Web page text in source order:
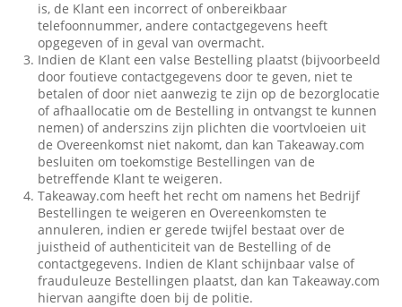
is, de Klant een incorrect of onbereikbaar
telefoonnummer, andere contactgegevens heeft
opgegeven of in geval van overmacht.
Indien de Klant een valse Bestelling plaatst (bijvoorbeeld
door foutieve contactgegevens door te geven, niet te
betalen of door niet aanwezig te zijn op de bezorglocatie
of afhaallocatie om de Bestelling in ontvangst te kunnen
nemen) of anderszins zijn plichten die voortvloeien uit
de Overeenkomst niet nakomt, dan kan Takeaway.com
besluiten om toekomstige Bestellingen van de
betreffende Klant te weigeren.
Takeaway.com heeft het recht om namens het Bedrijf
Bestellingen te weigeren en Overeenkomsten te
annuleren, indien er gerede twijfel bestaat over de
juistheid of authenticiteit van de Bestelling of de
contactgegevens. Indien de Klant schijnbaar valse of
frauduleuze Bestellingen plaatst, dan kan Takeaway.com
hiervan aangifte doen bij de politie.